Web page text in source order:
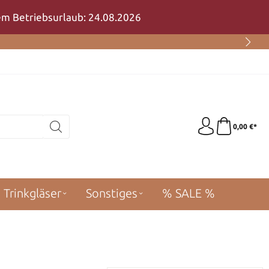
Betriebsurlaub: 24.08.2026
0,00 €*
Trinkgläser Sonstiges % SALE %